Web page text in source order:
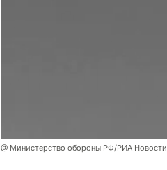
@ Министерство обороны РФ/РИА Новости